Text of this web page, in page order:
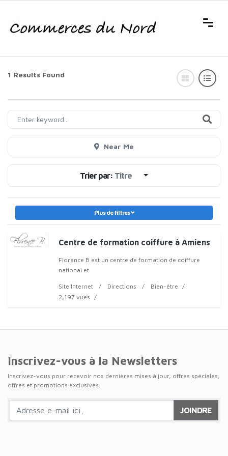
1 Results Found
Near Me
Trier par: Titre
Plus de filtres
Centre de formation coiffure à Amiens
Florence B est un centre de formation de coiffure
national et
Site Internet Directions
Bien-être
2,197 vues
Inscrivez-vous à la Newsletters
Inscrivez-vous pour recevoir nos dernières mises à jour, offres spéciales,
offres et promotions exclusives.
JOINDRE